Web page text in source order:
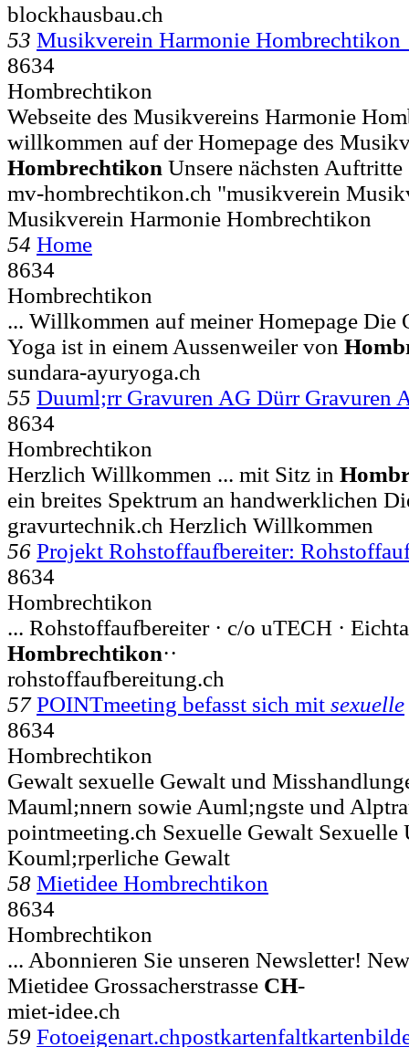
blockhausbau.ch
53 Musikverein Harmonie Hombrechtikon
8634
Hombrechtikon
Webseite des Musikvereins Harmonie
willkommen auf der Homepage des
Hombrechtikon Unsere nächsten Auftritte
mv-hombrechtikon.ch "musikverein
Musikverein Harmonie Hombrechtikon
54 Home
8634
Hombrechtikon
... Willkommen auf meiner Homepage
Yoga ist in einem Aussenweiler von
sundara-ayuryoga.ch
55 Duuml;rr Gravuren AG Dürr Gravuren
8634
Hombrechtikon
Herzlich Willkommen ... mit Sitz in
ein breites Spektrum an handwerklichen
gravurtechnik.ch Herzlich Willkommen
56 Projekt Rohstoffaufbereiter:
8634
Hombrechtikon
... Rohstoffaufbereiter · c/o uTECH ·
Hombrechtikon··
rohstoffaufbereitung.ch
57 POINTmeeting befasst sich mit sexuelle
8634
Hombrechtikon
Gewalt sexuelle Gewalt und
Mauml;nnern sowie Auml;ngste und
pointmeeting.ch Sexuelle Gewalt
Kouml;rperliche Gewalt
58 Mietidee Hombrechtikon
8634
Hombrechtikon
... Abonnieren Sie unseren Newsletter!
Mietidee Grossacherstrasse CH-
miet-idee.ch
59